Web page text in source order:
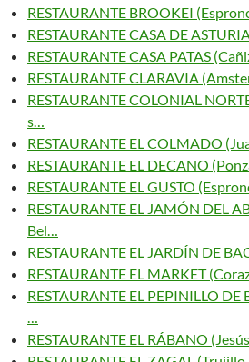
RESTAURANTE BROOKEI
RESTAURANTE CASA DE
RESTAURANTE CASA PATAS
RESTAURANTE CLARAVIA
RESTAURANTE COLONIAL
s…
RESTAURANTE EL COLMADO
RESTAURANTE EL DECANO
RESTAURANTE EL GUSTO
RESTAURANTE EL JAMÓN DEL
Bel…
RESTAURANTE EL JARDÍN DE
RESTAURANTE EL MARKET
RESTAURANTE EL PEPINILLO
…
RESTAURANTE EL RÁBANO